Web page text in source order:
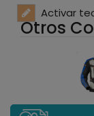
Activar
Otros